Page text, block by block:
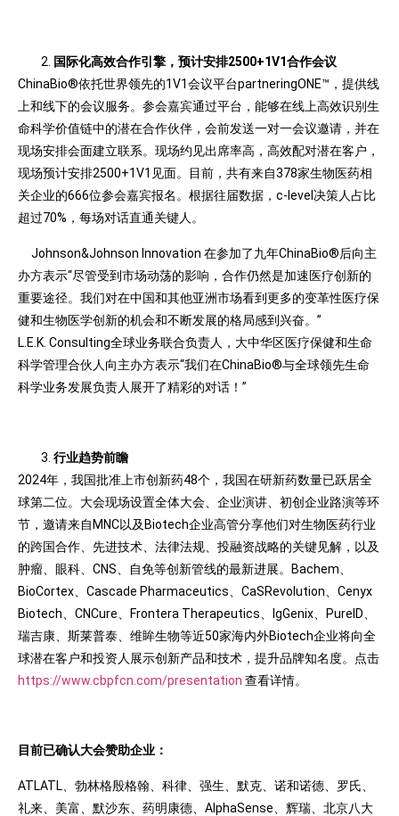
国际化高效合作引擎，预计安排2500+1V1合作会议
ChinaBio®依托世界领先的1V1会议平台partneringONE™，提供线
上和线下的会议服务。参会嘉宾通过平台，能够在线上高效识别生
命科学价值链中的潜在合作伙伴，会前发送一对一会议邀请，并在
现场安排会面建立联系。现场约见出席率高，高效配对潜在客户，
现场预计安排2500+1V1见面。目前，共有来自378家生物医药相
关企业的666位参会嘉宾报名。根据往届数据，c-level决策人占比
超过70%，每场对话直通关键人。
Johnson&Johnson Innovation 在参加了九年ChinaBio®后向主
办方表示“尽管受到市场动荡的影响，合作仍然是加速医疗创新的
重要途径。我们对在中国和其他亚洲市场看到更多的变革性医疗保
健和生物医学创新的机会和不断发展的格局感到兴奋。”
L.E.K. Consulting全球业务联合负责人，大中华区医疗保健和生命
科学管理合伙人向主办方表示“我们在ChinaBio®与全球领先生命
科学业务发展负责人展开了精彩的对话！”
行业趋势前瞻
2024年，我国批准上市创新药48个，我国在研新药数量已跃居全
球第二位。大会现场设置全体大会、企业演讲、初创企业路演等环
节，邀请来自MNC以及Biotech企业高管分享他们对生物医药行业
的跨国合作、先进技术、法律法规、投融资战略的关键见解，以及
肿瘤、眼科、CNS、自免等创新管线的最新进展。Bachem、
BioCortex、Cascade Pharmaceutics、CaSRevolution、Cenyx
Biotech、CNCure、Frontera Therapeutics、IgGenix、PureID、
瑞吉康、斯莱普泰、维眸生物等近50家海内外Biotech企业将向全
球潜在客户和投资人展示创新产品和技术，提升品牌知名度。点击
https://www.cbpfcn.com/presentation 查看详情。
目前已确认大会赞助企业：
ATLATL、勃林格殷格翰、科律、强生、默克、诺和诺德、罗氏、
礼来、美富、默沙东、药明康德、AlphaSense、辉瑞、北京八大